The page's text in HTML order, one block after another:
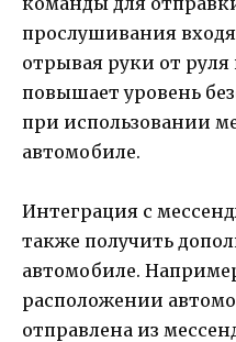
прослушивания
отрывая руки от руля
повышает уровень
при использовании
автомобиле.
Интеграция с
также получить
автомобиле.
расположении
отправлена из